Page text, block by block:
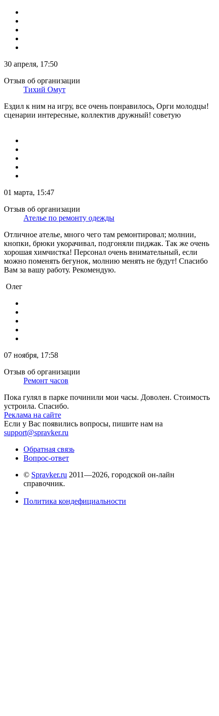
30 апреля, 17:50
Отзыв об организации
Тихий Омут
Ездил к ним на игру, все очень понравилось, Орги молодцы!
сценарии интересные, коллектив дружный! советую
01 марта, 15:47
Отзыв об организации
Ателье по ремонту одежды
Отличное ателье, много чего там ремонтировал; молнии,
кнопки, брюки укорачивал, подгоняли пиджак. Так же очень
хорошая химчистка! Персонал очень внимательный, если
можно поменять бегунок, молнию менять не будут! Спасибо
Вам за вашу работу. Рекомендую.
Олег
07 ноября, 17:58
Отзыв об организации
Ремонт часов
Пока гулял в парке починили мои часы. Доволен. Стоимость
устроила. Спасибо.
Реклама на сайте
Если у Вас появились вопросы, пишите нам на
support@spravker.ru
Обратная связь
Вопрос-ответ
© Spravker.ru 2011—2026, городской он-лайн
справочник.
Политика кондефициальности